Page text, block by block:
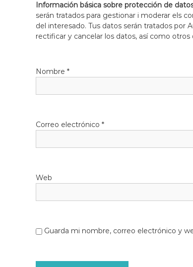
Información básica sobre protección de
serán tratados para gestionar i moderar els
del interesado. Tus datos serán tratados por
rectificar y cancelar los datos, así como
Nombre *
Correo electrónico *
Web
Guarda mi nombre, correo electrónico y